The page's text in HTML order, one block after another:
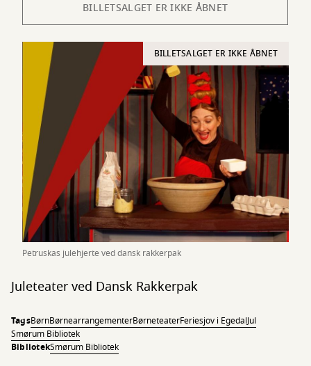
BILLETSALGET ER IKKE ÅBNET
Petruskas julehjerte ved dansk rakkerpak
BILLETSALGET ER IKKE ÅBNET
Juleteater ved Dansk Rakkerpak
TagsBørnBørnearrangementerBørneteaterFeriesjov i EgedalJul
Smørum Bibliotek
BibliotekSmørum Bibliotek